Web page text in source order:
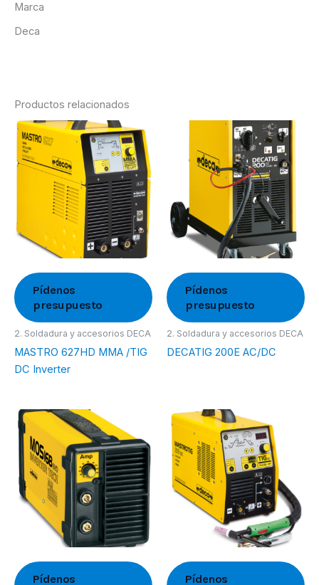
Marca
Deca
Productos relacionados
Pídenos
presupuesto
2. Soldadura y accesorios DECA
MASTRO 627HD MMA /TIG
DC Inverter
Pídenos
presupuesto
2. Soldadura y accesorios DECA
DECATIG 200E AC/DC
Pídenos
Pídenos